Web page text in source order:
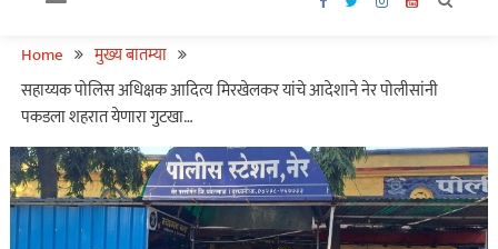
Home
मुख्य बातम्या
सहाय्यक पोलिस अधिक्षक आदित्य मिरखेलकर यांचे आदेशाने नेर पोलीसांनी
पकडला शहरात येणारा गुटखा…